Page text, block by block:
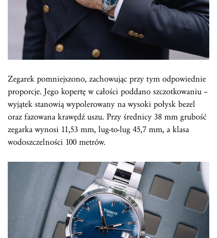
Zegarek pomniejszono, zachowując przy tym odpowiednie
proporcje. Jego kopertę w całości poddano szczotkowaniu –
wyjątek stanowią wypolerowany na wysoki połysk bezel
oraz fazowana krawędź uszu. Przy średnicy 38 mm grubość
zegarka wynosi 11,53 mm, lug-to-lug 45,7 mm, a klasa
wodoszczelności 100 metrów.